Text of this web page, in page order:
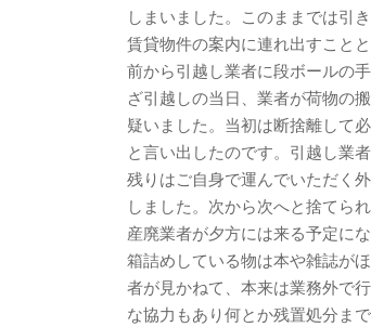
しまいました。このままでは引
賃貸物件の案内に連れ出すこと
前から引越し業者に段ボールの
ざ引越しの当日、業者が荷物の
疑いました。当初は断捨離して
と言い出したのです。引越し業
残りはご自身で運んでいただく
しました。次から次へと捨てら
産廃業者が夕方には来る予定に
箱詰めしている物は本や雑誌が
者が見かねて、本来は業務外で
な協力もあり何とか残置処分ま